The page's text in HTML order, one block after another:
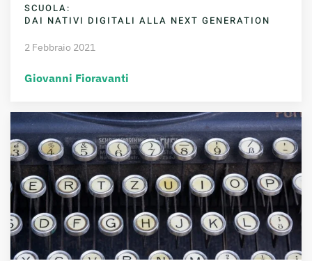
SCUOLA:
DAI NATIVI DIGITALI ALLA NEXT GENERATION
2 Febbraio 2021
Giovanni Fioravanti